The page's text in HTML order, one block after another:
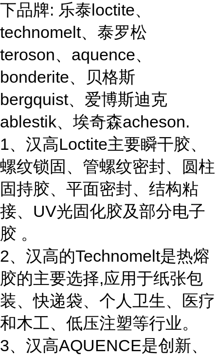
下品牌: 乐泰loctite、
technomelt、泰罗松
teroson、aquence、
bonderite、贝格斯
bergquist、爱博斯迪克
ablestik、埃奇森acheson.
1、汉高Loctite主要瞬干胶、
螺纹锁固、管螺纹密封、圆柱
固持胶、平面密封、结构粘
接、UV光固化胶及部分电子
胶 。
2、汉高的Technomelt是热熔
胶的主要选择,应用于纸张包
装、快递袋、个人卫生、医疗
和木工、低压注塑等行业。
3、汉高AQUENCE是创新、